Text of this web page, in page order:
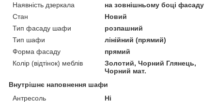
Наявність дзеркала
на зовнішньому боці фасаду
Стан
Новий
Тип фасаду шафи
розпашний
Тип шафи
лінійний (прямий)
Форма фасаду
прямий
Колір (відтінок) меблів
Золотий, Чорний Глянець,
Чорний мат.
Внутрішнє наповнення шафи
Антресоль
Ні